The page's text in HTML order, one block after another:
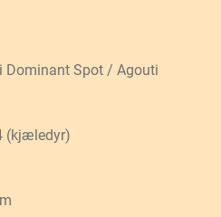
Dominant Spot / Agouti
(kjæledyr)